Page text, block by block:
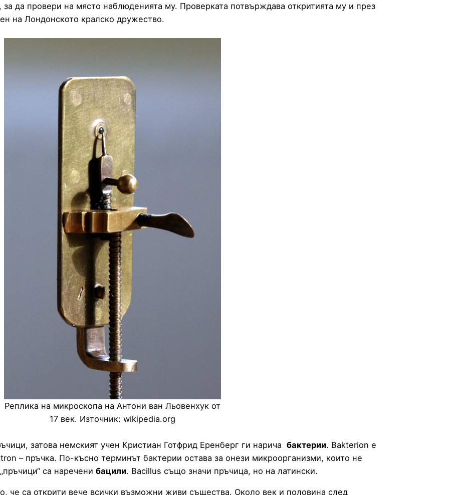
да провери на място наблюденията му. Проверката потвърждава откритията му и през
на Лондонското кралско дружество.
Реплика на микроскопа на Антони ван Льовенхук от
17 век. Източник: wikipedia.org
затова немският учен Кристиан Готфрид Еренберг ги нарича бактерии. Bakterion е
– пръчка. По-късно терминът бактерии остава за онези микроорганизми, които не
са наречени бацили. Bacillus също значи пръчица, но на латински.
че са открити вече всички възможни живи същества. Около век и половина след